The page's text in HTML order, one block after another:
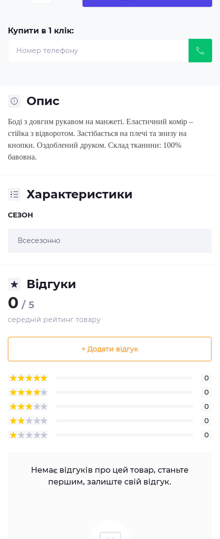
Купити в 1 клік:
Опис
Боді з довгим рукавом на манжеті. Еластичний комір –
стійка з відворотом. Застібається на плечі та знизу на
кнопки. Оздоблений друком. Склад тканини: 100%
бавовна.
Характеристики
СЕЗОН
Всесезонно
Відгуки
0 / 5
середній рейтинг товару
+ Додати відгук
0
0
0
0
0
Немає відгуків про цей товар, станьте
першим, залиште свій відгук.